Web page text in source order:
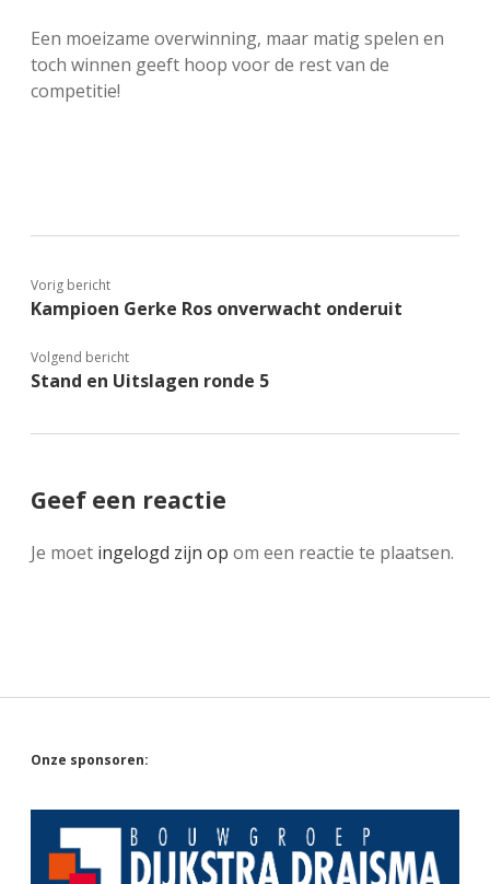
Een moeizame overwinning, maar matig spelen en
toch winnen geeft hoop voor de rest van de
competitie!
Vorig bericht
Kampioen Gerke Ros onverwacht onderuit
Volgend bericht
Stand en Uitslagen ronde 5
Geef een reactie
Je moet ingelogd zijn op om een reactie te plaatsen.
Sidebar
Onze sponsoren: